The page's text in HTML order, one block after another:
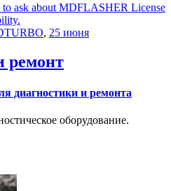
ask about MDFLASHER License
, 25 июня
ремонт
диагностики и ремонта
оборудование.